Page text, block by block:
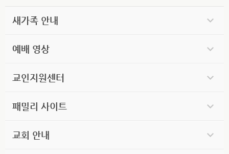
새가족 안내
예배 영상
교인지원센터
패밀리 사이트
교회 안내